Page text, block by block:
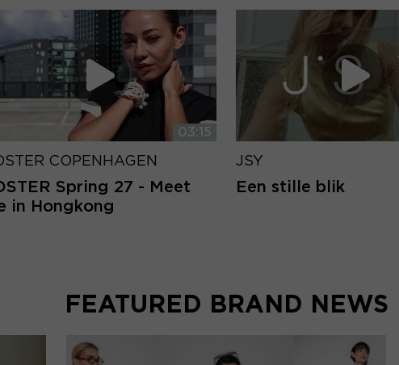
03:15
COPENHAGEN
Spring 27 - Meet
in Hongkong
JSY
Een stille blik
FEATURED BRAND NEWS